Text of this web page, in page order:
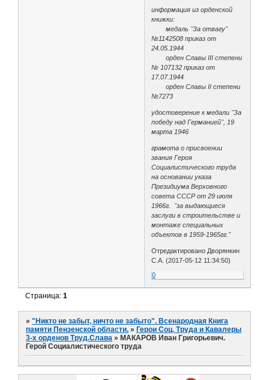
информация из орденской
книжки:
медаль "За отвагу"
№1142508 приказ от
24.05.1944
орден Славы III степени
№ 107132 приказ от
17.07.1944
орден Славы II степени
№7273
удостоверение к медали "За
победу над Германией", 19
марта 1946
грамота о присвоении
звания Героя
Социалистического труда
на основании указа
Президиума Верховного
совета СССР от 29 июля
1966г. "за выдающиеся
заслуги в строительстве и
монтаже специальных
объектов в 1959-1965гг."
Отредактировано Дворянкин
С.А. (2017-05-12 11:34:50)
0
Страница:1
»"Никто не забыт, ничто не забыто". Всенародная Книга
памяти Пензенской области. » Герои Соц. Труда и Кавалеры
3-х орденов Труд.Слава » МАКАРОВ Иван Григорьевич.
Герой Социалистического труда